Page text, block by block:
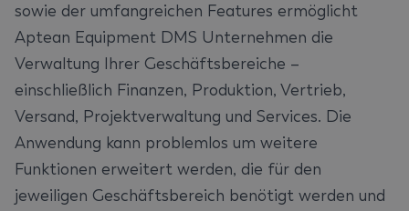
sowie der umfangreichen Features ermöglicht
Aptean Equipment DMS Unternehmen die
Verwaltung Ihrer Geschäftsbereiche –
einschließlich Finanzen, Produktion, Vertrieb,
Versand, Projektverwaltung und Services. Die
Anwendung kann problemlos um weitere
Funktionen erweitert werden, die für den
jeweiligen Geschäftsbereich benötigt werden und